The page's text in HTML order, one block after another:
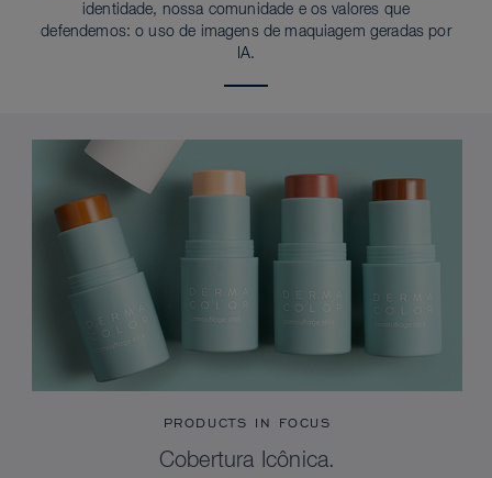
identidade, nossa comunidade e os valores que
defendemos: o uso de imagens de maquiagem geradas por
IA.
PRODUCTS IN FOCUS
Cobertura Icônica.